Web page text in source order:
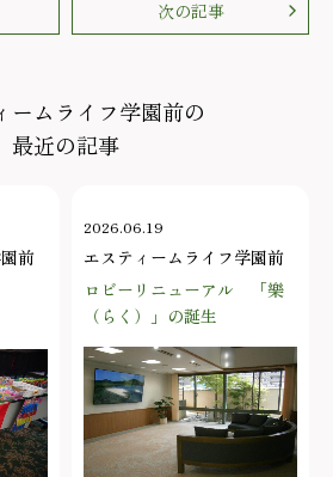
次の記事
ームライフ学園前の
最近の記事
前
2026.06.19
エスティームライフ学園前
ロビーリニューアル 「樂
（らく）」の誕生